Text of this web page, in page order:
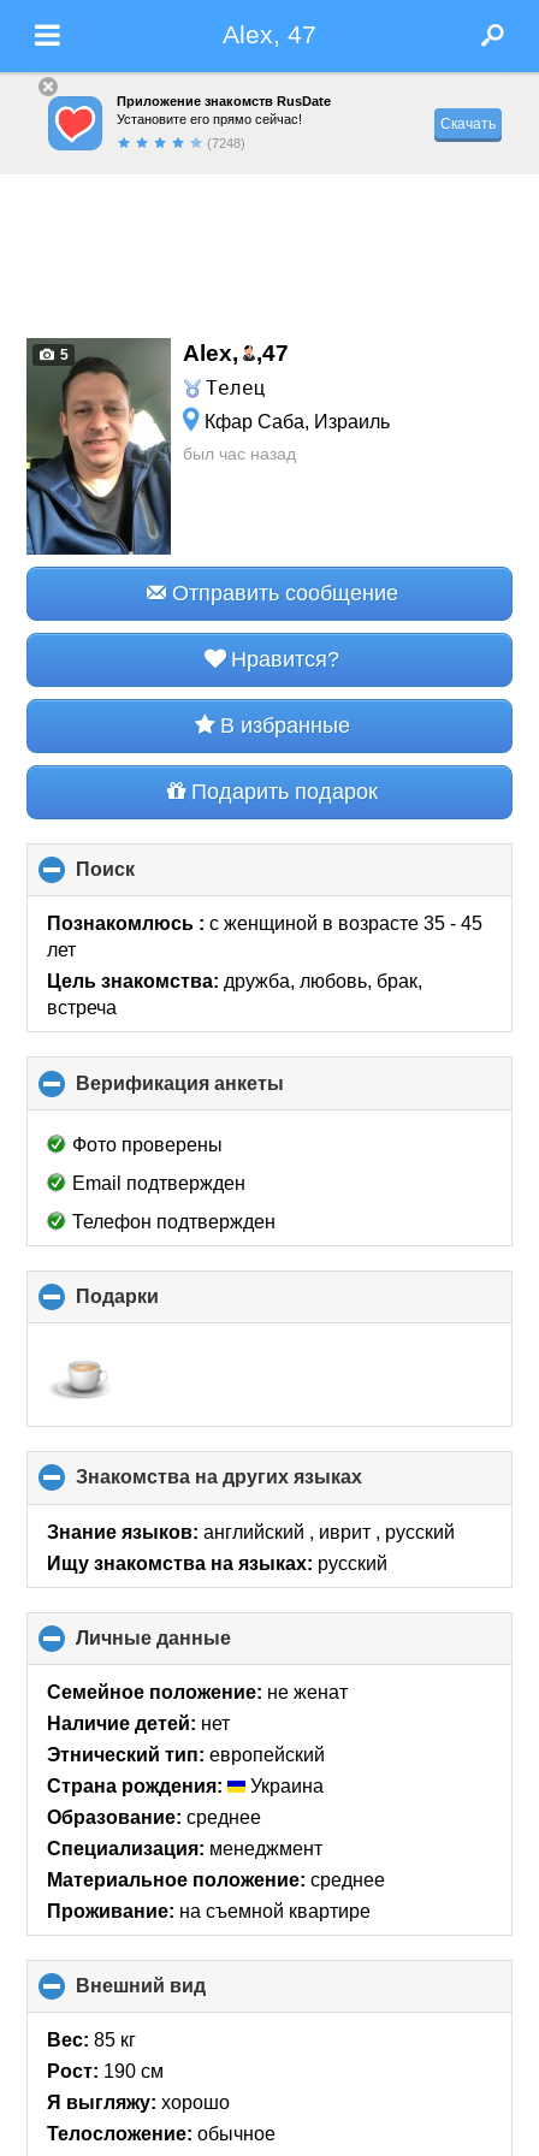
Alex, 47
Приложение знакомств RusDate
Установите его прямо сейчас!
(7248)
Скачать
5 Alex, ,47
Телец
Кфар Саба, Израиль
был час назад
Отправить сообщение
Нравится?
В избранные
Подарить подарок
Поиск
to
collapse
Познакомлюсь :с женщиной в возрасте 35 - 45
лет
Цель знакомства: дружба, любовь, брак,
встреча
Верификация анкеты
to
Фото проверены
Email подтвержден
Телефон подтвержден
Подарки
to
Знакомства на других языках
to
collapse
contents
Знание языков: английский , иврит , русский
Ищу знакомства на языках: русский
Личные данные
to
collapse
Семейное положение: не женат
Наличие детей: нет
Этнический тип: европейский
Страна рождения:
Украина
Образование: среднее
Специализация: менеджмент
Материальное положение: среднее
Проживание: на съемной квартире
Внешний вид
to
Вес: 85 кг
Рост: 190 см
Я выгляжу: хорошо
Телосложение: обычное